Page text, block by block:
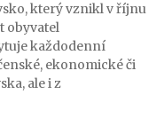
který vznikl v říjnu
obyvatel
každodenní
ekonomické či
ale i z